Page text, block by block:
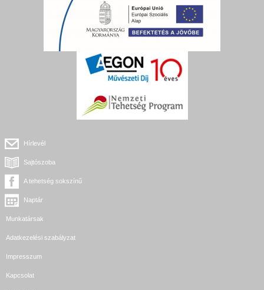
Hírlevél
Sajtószoba
A tehetség sokszínű
Naptár
Munkatársak
Adatkezelési szabályzat
Impresszum
Kapcsolat